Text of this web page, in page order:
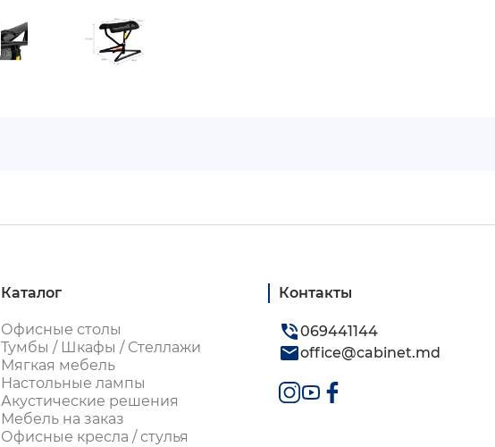
Каталог
Офисные столы
Тумбы / Шкафы / Стеллажи
Мягкая мебель
Настольные лампы
Акустические решения
Мебель на заказ
Офисные кресла / стулья
Контакты
069441144
office@cabinet.md